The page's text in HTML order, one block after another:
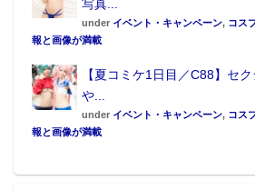
写真...
under イベント・キャンペーン, コス
報と画像が満載
【夏コミケ1日目／C88】セ
や...
under イベント・キャンペーン, コス
報と画像が満載